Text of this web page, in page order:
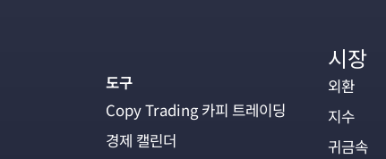
도구
Copy Trading 카피 트레이딩
경제 캘린더
시장
외환
지수
귀금속